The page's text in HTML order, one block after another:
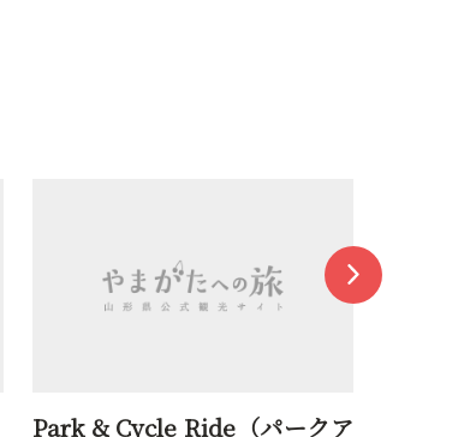
Park & Cycle Ride（パークア